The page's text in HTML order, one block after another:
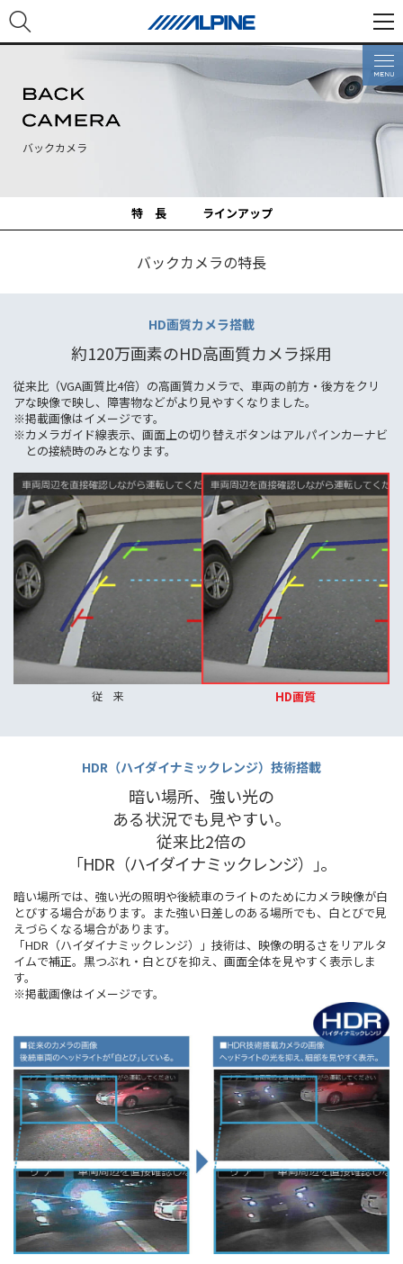
バックカメラ
特 長 ラインアップ
バックカメラの特長
HD画質カメラ搭載
約120万画素のHD高画質カメラ採用
従来比（VGA画質比4倍）の高画質カメラで、車両の前方・後方をクリ
アな映像で映し、障害物などがより見やすくなりました。
※掲載画像はイメージです。
※カメラガイド線表示、画面上の切り替えボタンはアルパインカーナビ
との接続時のみとなります。
従 来 HD画質
HDR（ハイダイナミックレンジ）技術搭載
暗い場所、強い光の
ある状況でも見やすい。
従来比2倍の
｢HDR（ハイダイナミックレンジ）｣｡
暗い場所では、強い光の照明や後続車のライトのためにカメラ映像が白
とびする場合があります。また強い日差しのある場所でも、白とびで見
えづらくなる場合があります。
「HDR（ハイダイナミックレンジ）」技術は、映像の明るさをリアルタ
イムで補正。黒つぶれ・白とびを抑え、画面全体を見やすく表示しま
す。
※掲載画像はイメージです。